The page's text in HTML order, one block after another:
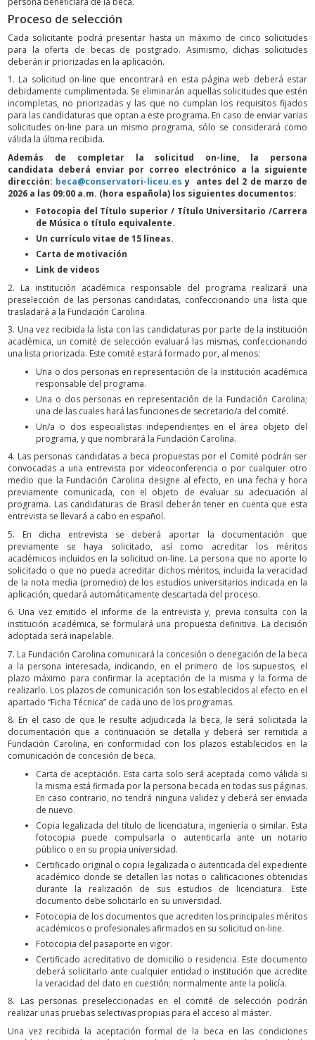
Proceso de selección
Cada solicitante podrá presentar hasta un máximo de cinco solicitudes
para la oferta de becas de postgrado. Asimismo, dichas solicitudes
deberán ir priorizadas en la aplicación.
1. La solicitud on-line que encontrará en esta página web deberá estar
debidamente cumplimentada. Se eliminarán aquellas solicitudes que estén
incompletas, no priorizadas y las que no cumplan los requisitos fijados
para las candidaturas que optan a este programa. En caso de enviar varias
solicitudes on-line para un mismo programa, sólo se considerará como
válida la última recibida.
Además de completar la solicitud on-line, la persona
candidata deberá enviar por correo electrónico a la siguiente
dirección: beca@conservatori-liceu.es y antes del 2 de marzo de
2026 a las 09:00 a.m. (hora española) los siguientes documentos:
Fotocopia del Título superior / Título Universitario /Carrera
de Música o título equivalente.
Un currículo vitae de 15 líneas.
Carta de motivación
Link de videos
2. La institución académica responsable del programa realizará una
preselección de las personas candidatas, confeccionando una lista que
trasladará a la Fundación Carolina.
3. Una vez recibida la lista con las candidaturas por parte de la institución
académica, un comité de selección evaluará las mismas, confeccionando
una lista priorizada. Este comité estará formado por, al menos:
Una o dos personas en representación de la institución académica
responsable del programa.
Una o dos personas en representación de la Fundación Carolina;
una de las cuales hará las funciones de secretario/a del comité.
Un/a o dos especialistas independientes en el área objeto del
programa, y que nombrará la Fundación Carolina.
4. Las personas candidatas a beca propuestas por el Comité podrán ser
convocadas a una entrevista por videoconferencia o por cualquier otro
medio que la Fundación Carolina designe al efecto, en una fecha y hora
previamente comunicada, con el objeto de evaluar su adecuación al
programa. Las candidaturas de Brasil deberán tener en cuenta que esta
entrevista se llevará a cabo en español.
5. En dicha entrevista se deberá aportar la documentación que
previamente se haya solicitado, así como acreditar los méritos
académicos incluidos en la solicitud on-line. La persona que no aporte lo
solicitado o que no pueda acreditar dichos méritos, incluida la veracidad
de la nota media (promedio) de los estudios universitarios indicada en la
aplicación, quedará automáticamente descartada del proceso.
6. Una vez emitido el informe de la entrevista y, previa consulta con la
institución académica, se formulará una propuesta definitiva. La decisión
adoptada será inapelable.
7. La Fundación Carolina comunicará la concesión o denegación de la beca
a la persona interesada, indicando, en el primero de los supuestos, el
plazo máximo para confirmar la aceptación de la misma y la forma de
realizarlo. Los plazos de comunicación son los establecidos al efecto en el
apartado “Ficha Técnica” de cada uno de los programas.
8. En el caso de que le resulte adjudicada la beca, le será solicitada la
documentación que a continuación se detalla y deberá ser remitida a
Fundación Carolina, en conformidad con los plazos establecidos en la
comunicación de concesión de beca.
Carta de aceptación. Esta carta solo será aceptada como válida si
la misma está firmada por la persona becada en todas sus páginas.
En caso contrario, no tendrá ninguna validez y deberá ser enviada
de nuevo.
Copia legalizada del título de licenciatura, ingeniería o similar. Esta
fotocopia puede compulsarla o autenticarla ante un notario
público o en su propia universidad.
Certificado original o copia legalizada o autenticada del expediente
académico donde se detallen las notas o calificaciones obtenidas
durante la realización de sus estudios de licenciatura. Este
documento debe solicitarlo en su universidad.
Fotocopia de los documentos que acrediten los principales méritos
académicos o profesionales afirmados en su solicitud on-line.
Fotocopia del pasaporte en vigor.
Certificado acreditativo de domicilio o residencia. Este documento
deberá solicitarlo ante cualquier entidad o institución que acredite
la veracidad del dato en cuestión; normalmente ante la policía.
8. Las personas preseleccionadas en el comité de selección podrán
realizar unas pruebas selectivas propias para el acceso al máster.
Una vez recibida la aceptación formal de la beca en las condiciones